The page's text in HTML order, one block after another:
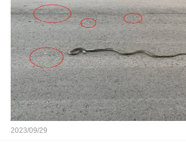
2023/09/29